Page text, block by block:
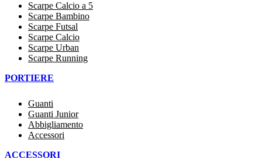
Scarpe Calcio a 5
Scarpe Bambino
Scarpe Futsal
Scarpe Calcio
Scarpe Urban
Scarpe Running
PORTIERE
Guanti
Guanti Junior
Abbigliamento
Accessori
ACCESSORI